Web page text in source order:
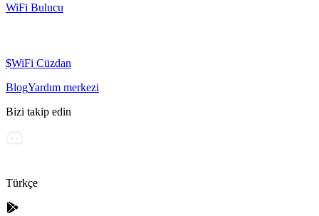
WiFi Bulucu
$WiFi Cüzdan
BlogYardım merkezi
Bizi takip edin
Türkçe